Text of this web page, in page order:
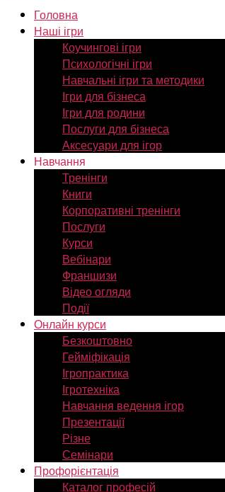
Головна
Наші ігри
Коучингові ігри
Психологічні ігри
Навчальні ігри та методики
Ігри для бізнеса
Ігри для родини
Послуги для бізнеса
Аксесуари для ігор
Навчання
Тренінги
Книги
Корпоративні тренінги
Послуги
Курси
Вебінари
Франшизи
Відео огляди
Події
Онлайн курси
Безкоштовно
Гейміфікація
Ігропрактика
Ігротехніка
Навчання ведення ігор
Презентації
Різне
Семінари
Профорієнтація
Каталог професій